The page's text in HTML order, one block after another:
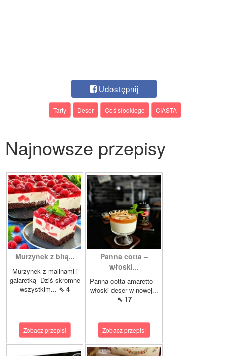
Udostępnij
Tarty Deser Coś słodkiego CIASTA
Najnowsze przepisy
Murzynek z bitą...
Murzynek z malinami i
galaretką Dziś skromne
wszystkim... ⇖ 4
Zobacz przepis!
Panna cotta –
włoski...
Panna cotta amaretto –
włoski deser w nowej...
⇖ 17
Zobacz przepis!